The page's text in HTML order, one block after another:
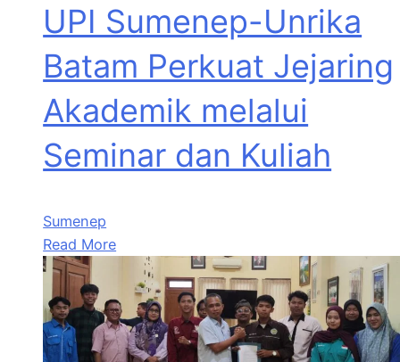
UPI Sumenep-Unrika
Batam Perkuat Jejaring
Akademik melalui
Seminar dan Kuliah
Sumenep
Read More